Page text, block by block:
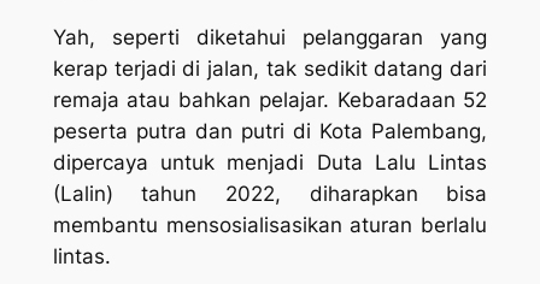
Yah, seperti diketahui pelanggaran yang
kerap terjadi di jalan, tak sedikit datang dari
remaja atau bahkan pelajar. Kebaradaan 52
peserta putra dan putri di Kota Palembang,
dipercaya untuk menjadi Duta Lalu Lintas
(Lalin) tahun 2022, diharapkan bisa
membantu mensosialisasikan aturan berlalu
lintas.